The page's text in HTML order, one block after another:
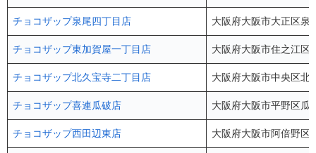
チョコザップ泉尾四丁目店 大阪府大阪市大正区
チョコザップ東加賀屋一丁目店 大阪府大阪市住之江
チョコザップ北久宝寺二丁目店 大阪府大阪市中央区
チョコザップ喜連瓜破店 大阪府大阪市平野区
チョコザップ西田辺東店 大阪府大阪市阿倍野